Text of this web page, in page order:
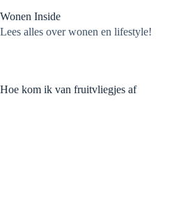
naar
de
Wonen Inside
Lees alles over wonen en lifestyle!
Hoe kom ik van fruitvliegjes af